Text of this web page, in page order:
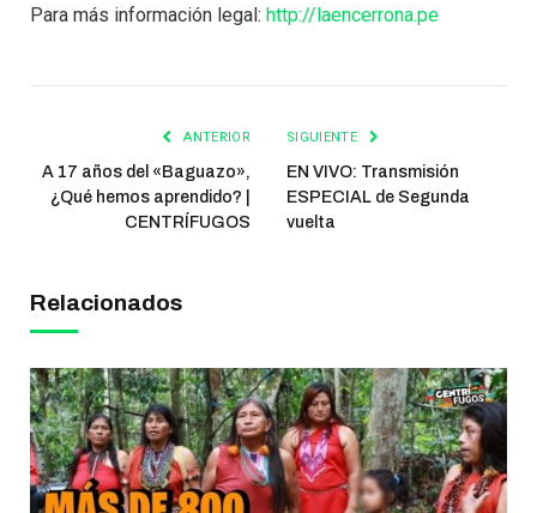
Para más información legal: http://laencerrona.pe
ANTERIOR
A 17 años del «Baguazo»,
¿Qué hemos aprendido? |
CENTRÍFUGOS
SIGUIENTE
EN VIVO: Transmisión
ESPECIAL de Segunda
vuelta
Relacionados